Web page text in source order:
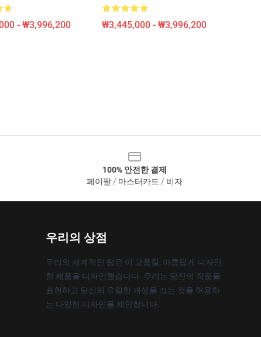
- ₩3,996,200 ₩3,445,000 - ₩3,996,200
100% 안전한 결제
페이팔 / 마스터카드 / 비자
우리의 상점
우리의 세계적인 팀은 이 고품질, 아름답게 디자인
한 제품을 디자인했습니다. 우리는 당신의 작풍을
표현하고 당신의 유일한 개성을 끄는 것을 허용하
는 다양한 디자인을 제안합니다.